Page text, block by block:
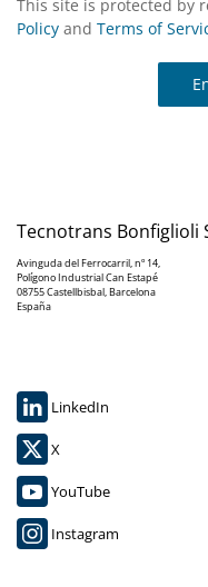
This site is protected by
Policy and Terms of
Tecnotrans Bonfiglioli
Avinguda del Ferrocarril, nº 14,
Polígono Industrial Can Estapé
08755 Castellbisbal, Barcelona
España
LinkedIn
X
YouTube
Instagram